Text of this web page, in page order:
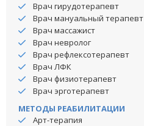
Врач гирудотерапевт
Врач мануальный терапевт
Врач массажист
Врач невролог
Врач рефлексотерапевт
Врач ЛФК
Врач физиотерапевт
Врач эрготерапевт
МЕТОДЫ РЕАБИЛИТАЦИИ
Арт-терапия